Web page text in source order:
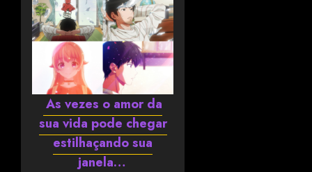
As vezes o amor da
sua vida pode chegar
estilhaçando sua
janela…